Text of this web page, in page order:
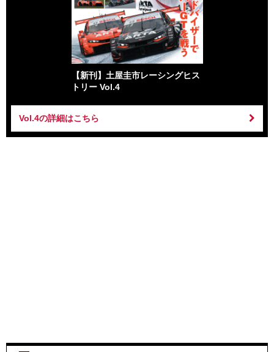
【新刊】土屋圭市レーシングヒス
トリー Vol.4
Vol.4の詳細はこちら